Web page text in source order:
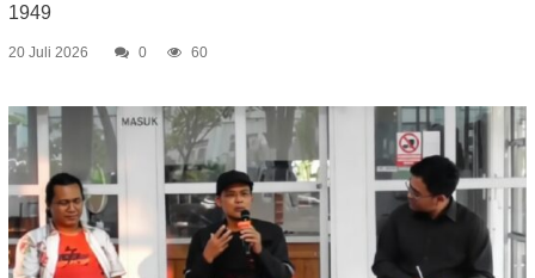
1949
20 Juli 2026 0 60